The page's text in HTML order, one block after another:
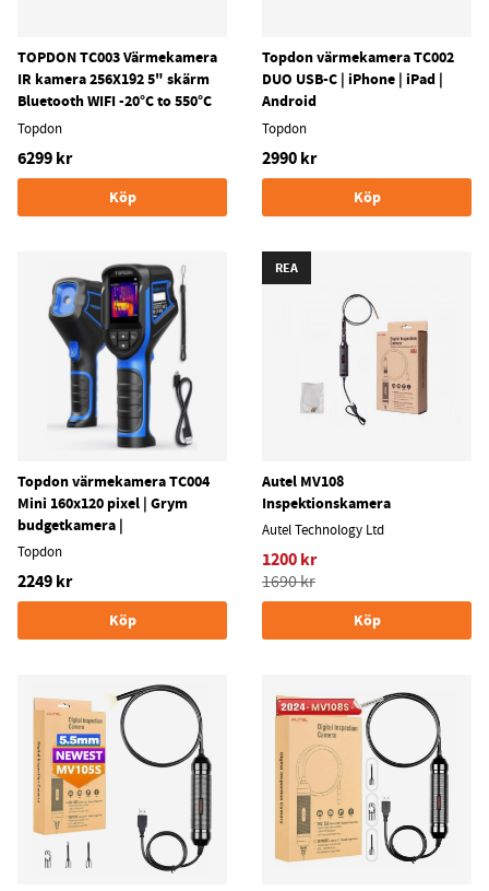
TOPDON TC003 Värmekamera
IR kamera 256X192 5" skärm
Bluetooth WIFI -20°C to 550°C
Topdon
6299 kr
Köp
Topdon värmekamera TC002
DUO USB-C | iPhone | iPad |
Android
Topdon
2990 kr
Köp
Topdon värmekamera TC004
Mini 160x120 pixel | Grym
budgetkamera |
Topdon
2249 kr
Köp
REA
Autel MV108
Inspektionskamera
Autel Technology Ltd
1200 kr
1690 kr
Köp